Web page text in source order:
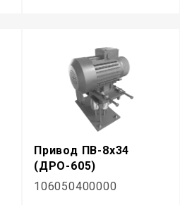
Привод ПВ-8х34
(ДРО-605)
106050400000